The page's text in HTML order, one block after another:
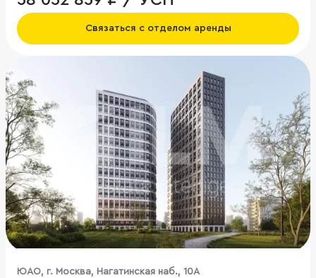
Связаться с отделом аренды
ЮАО, г. Москва, Нагатинская наб., 10А